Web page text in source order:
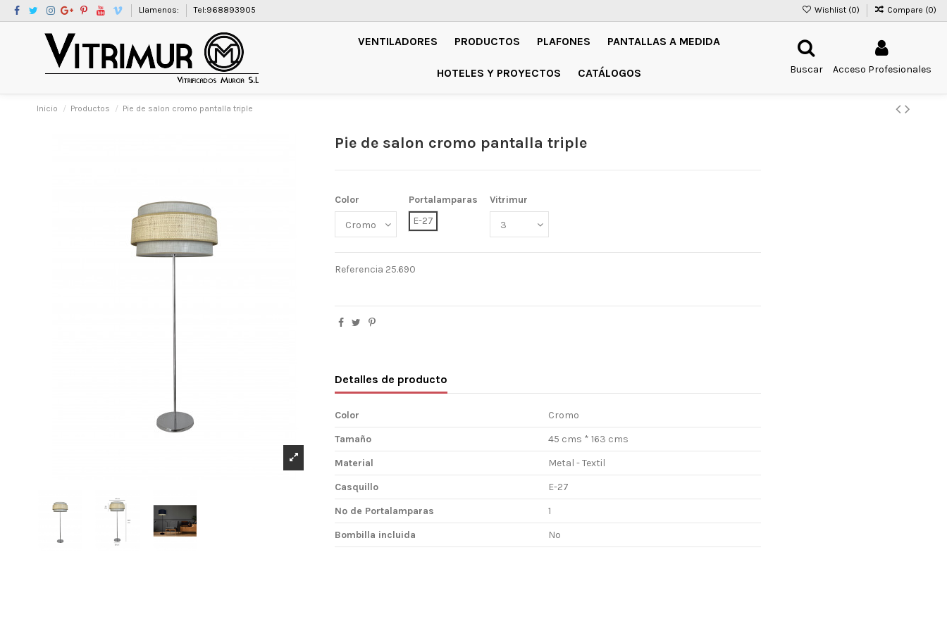
Llamenos: Tel:968893905 Wishlist (0) Compare (0)
VENTILADORES PRODUCTOS PLAFONES PANTALLAS A MEDIDA
HOTELES Y PROYECTOS CATÁLOGOS Buscar Acceso Profesionales
Inicio Productos Pie de salon cromo pantalla triple
Pie de salon cromo pantalla triple
Color
Portalamparas
E-27
Vitrimur
Referencia 25.690
Detalles de producto
Color
Cromo
Tamaño
45 cms * 163 cms
Material
Metal - Textil
Casquillo
E-27
Nº de Portalamparas
1
Bombilla incluida
No